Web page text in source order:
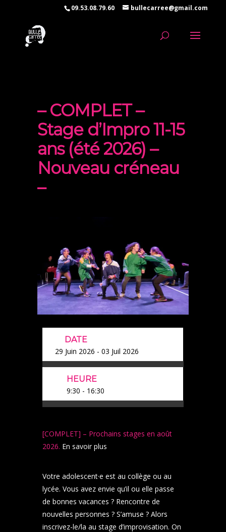
09.53.08.79.60 bullecarree@gmail.com
– COMPLET –
Stage d’Impro 11-15
ans (été 2026) –
Nouveau créneau
–
DATE
29 Juin 2026 - 03 Juil 2026
HEURE
9:30 - 16:30
[COMPLET] – Prochains stages en août
2026. En savoir plus
Votre adolescent·e est au collège ou au
lycée. Vous avez envie qu’il ou elle passe
de bonnes vacances ? Rencontre de
nouvelles personnes ? S’amuse ? Alors
inscrivez-le/la au stage d’improvisation. On